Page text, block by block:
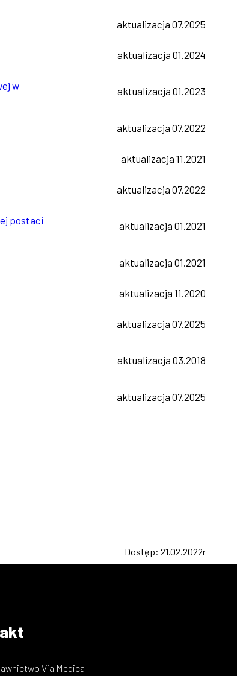
aktualizacja 07.2025
aktualizacja 01.2024
w
aktualizacja 01.2023
aktualizacja 07.2022
aktualizacja 11.2021
aktualizacja 07.2022
postaci
aktualizacja 01.2021
aktualizacja 01.2021
aktualizacja 11.2020
aktualizacja 07.2025
aktualizacja 03.2018
aktualizacja 07.2025
Dostęp: 21.02.2022r
Via Medica